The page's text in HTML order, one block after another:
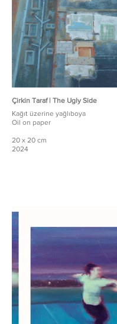
Çirkin Taraf | The Ugly Side
Kağıt üzerine yağlıboya
Oil on paper
20 x 20 cm
2024